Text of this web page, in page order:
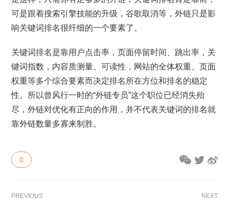
可是跟着搜索引擎技能的升级，谷歌取消等，外链只是影
响关键词排名很纤细的一个要素了。
关键词排名是靠用户点击率，页面停留时间、跳出率，关
键词指数，内容质测量、可读性，网站的全体权重、页面
权重等多个综合要素而决定排名所在方位和排名的稳定
性。所以曾风行一时的“外链专员”这个职位已经消失殆
尽，外链对优化有正向的作用，并不代表关键词的排名就
靠外链数量多寡来制胜。
0
PREVIOUS NEXT